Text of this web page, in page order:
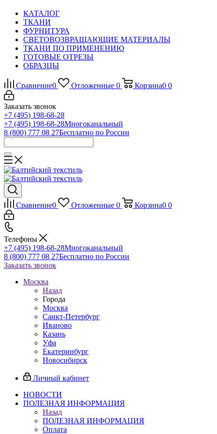
КАТАЛОГ
ТКАНИ
ФУРНИТУРА
СВЕТОВОЗВРАЩАЮЩИЕ МАТЕРИАЛЫ
ТКАНИ ПО ПРИМЕНЕНИЮ
ГОТОВЫЕ ОТРЕЗЫ
ОБРАЗЦЫ
Сравнение0 Отложенные 0 Корзина0 0
Заказать звонок
+7 (495) 198-68-28
+7 (495) 198-68-28Многоканальный
8 (800) 777 08 27Бесплатно по России
Сравнение0 Отложенные 0 Корзина0 0
Телефоны
+7 (495) 198-68-28Многоканальный
8 (800) 777 08 27Бесплатно по России
Заказать звонок
Москва
Назад
Города
Москва
Санкт-Петербург
Иваново
Казань
Уфа
Екатеринбург
Новосибирск
Личный кабинет
НОВОСТИ
ПОЛЕЗНАЯ ИНФОРМАЦИЯ
Назад
ПОЛЕЗНАЯ ИНФОРМАЦИЯ
Оплата